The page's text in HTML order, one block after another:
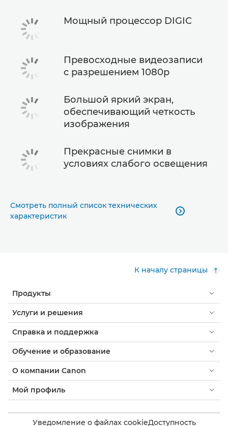
Мощный процессор DIGIC
Превосходные видеозаписи
с разрешением 1080p
Большой яркий экран,
обеспечивающий четкость
изображения
Прекрасные снимки в
условиях слабого освещения
Смотреть полный список технических
характеристик

К началу страницы
Продукты
Услуги и решения
Справка и поддержка
Обучение и образование
О компании Canon
Мой профиль
Уведомление о файлах cookieДоступность